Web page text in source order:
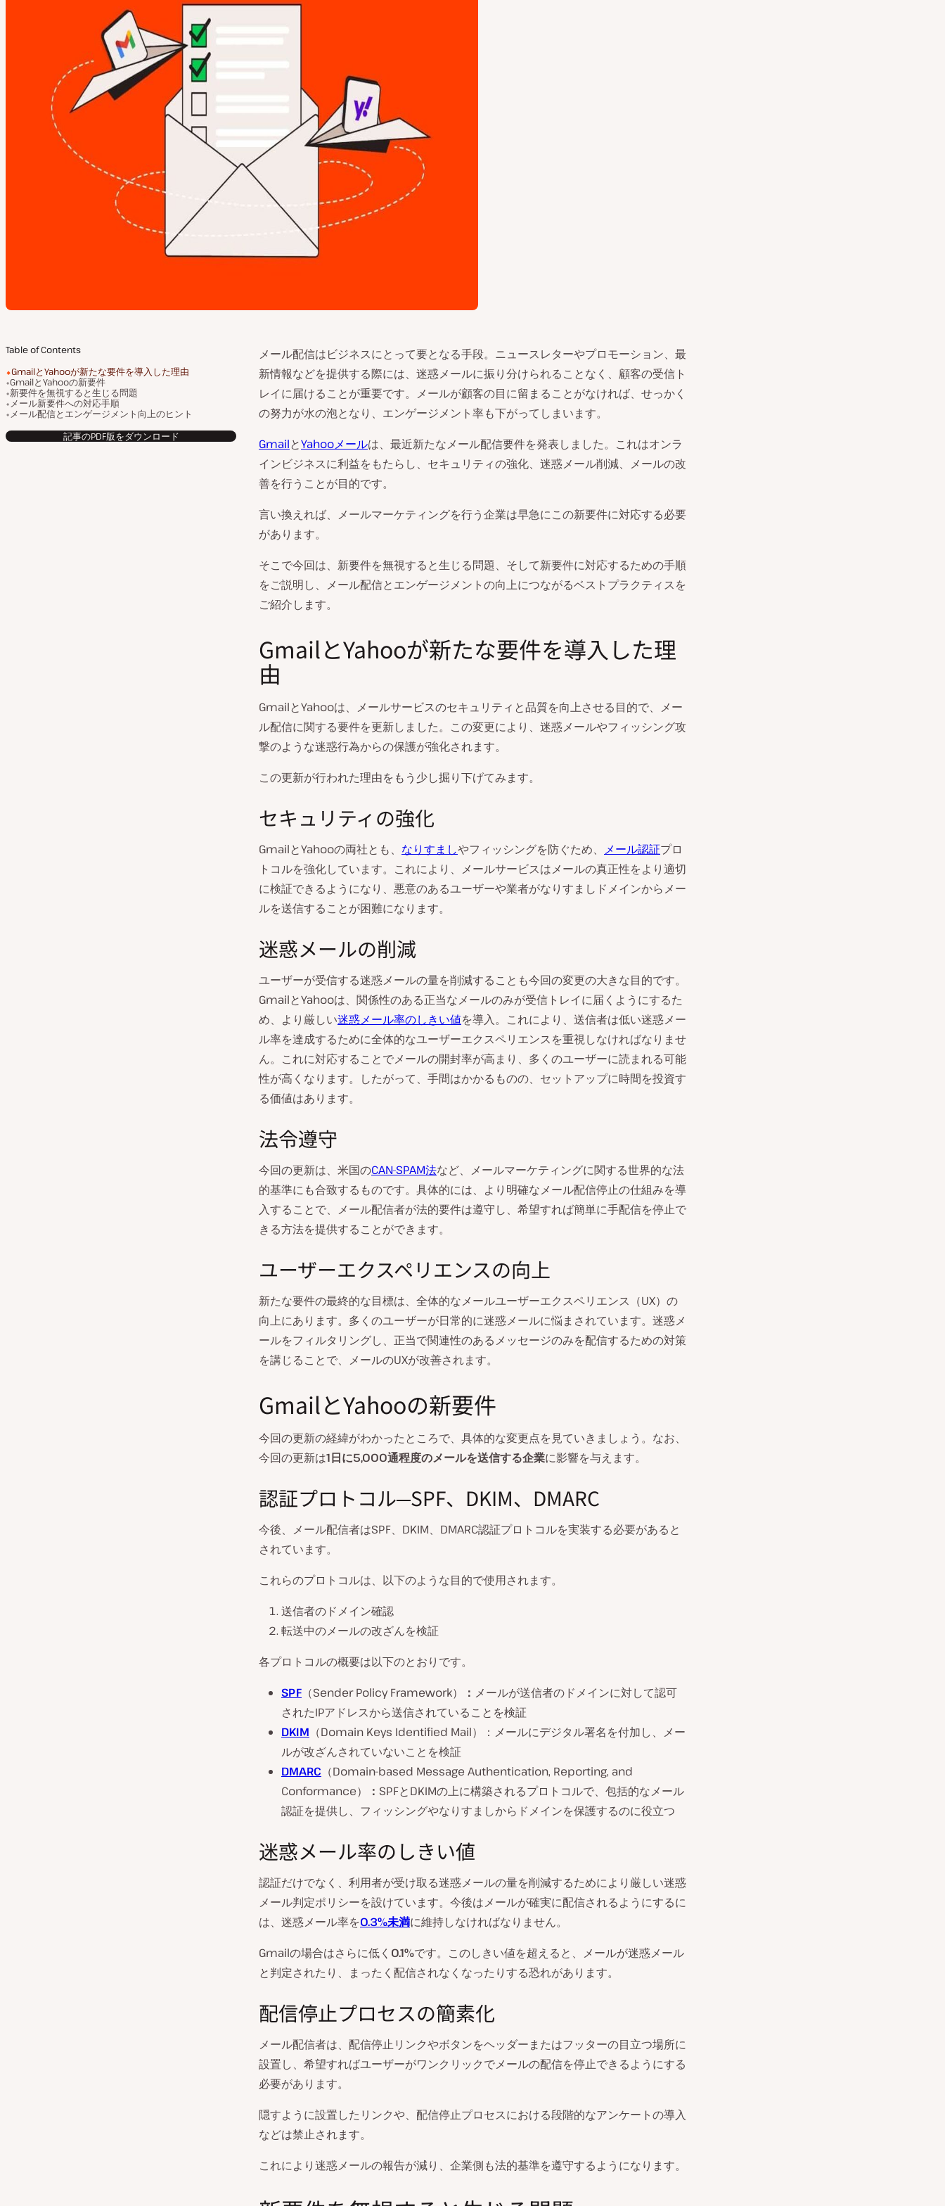
Table of Contents
GmailとYahooが新たな要件を導入した理由
GmailとYahooの新要件
新要件を無視すると生じる問題
メール新要件への対応手順
メール配信とエンゲージメント向上のヒント
記事のPDF版をダウンロード
メール配信はビジネスにとって要となる手段。ニュースレターやプロモーション、最
新情報などを提供する際には、迷惑メールに振り分けられることなく、顧客の受信ト
レイに届けることが重要です。メールが顧客の目に留まることがなければ、せっかく
の努力が水の泡となり、エンゲージメント率も下がってしまいます。
GmailとYahooメールは、最近新たなメール配信要件を発表しました。これはオンラ
インビジネスに利益をもたらし、セキュリティの強化、迷惑メール削減、メールの改
善を行うことが目的です。
言い換えれば、メールマーケティングを行う企業は早急にこの新要件に対応する必要
があります。
そこで今回は、新要件を無視すると生じる問題、そして新要件に対応するための手順
をご説明し、メール配信とエンゲージメントの向上につながるベストプラクティスを
ご紹介します。
GmailとYahooが新たな要件を導入した理
由
GmailとYahooは、メールサービスのセキュリティと品質を向上させる目的で、メー
ル配信に関する要件を更新しました。この変更により、迷惑メールやフィッシング攻
撃のような迷惑行為からの保護が強化されます。
この更新が行われた理由をもう少し掘り下げてみます。
セキュリティの強化
GmailとYahooの両社とも、 なりすましやフィッシングを防ぐため、 メール認証プロ
トコルを強化しています。これにより、メールサービスはメールの真正性をより適切
に検証できるようになり、悪意のあるユーザーや業者がなりすましドメインからメー
ルを送信することが困難になります。
迷惑メールの削減
ユーザーが受信する迷惑メールの量を削減することも今回の変更の大きな目的です。
GmailとYahooは、関係性のある正当なメールのみが受信トレイに届くようにするた
め、より厳しい迷惑メール率のしきい値を導入。これにより、送信者は低い迷惑メー
ル率を達成するために全体的なユーザーエクスペリエンスを重視しなければなりませ
ん。これに対応することでメールの開封率が高まり、多くのユーザーに読まれる可能
性が高くなります。したがって、手間はかかるものの、セットアップに時間を投資す
る価値はあります。
法令遵守
今回の更新は、米国のCAN-SPAM法など、メールマーケティングに関する世界的な法
的基準にも合致するものです。具体的には、より明確なメール配信停止の仕組みを導
入することで、メール配信者が法的要件は遵守し、希望すれば簡単に手配信を停止で
きる方法を提供することができます。
ユーザーエクスペリエンスの向上
新たな要件の最終的な目標は、全体的なメールユーザーエクスペリエンス（UX）の
向上にあります。多くのユーザーが日常的に迷惑メールに悩まされています。迷惑メ
ールをフィルタリングし、正当で関連性のあるメッセージのみを配信するための対策
を講じることで、メールのUXが改善されます。
GmailとYahooの新要件
今回の更新の経緯がわかったところで、具体的な変更点を見ていきましょう。なお、
今回の更新は1日に5,000通程度のメールを送信する企業に影響を与えます。
認証プロトコル─SPF、DKIM、DMARC
今後、メール配信者はSPF、DKIM、DMARC認証プロトコルを実装する必要があると
されています。
これらのプロトコルは、以下のような目的で使用されます。
送信者のドメイン確認
転送中のメールの改ざんを検証
各プロトコルの概要は以下のとおりです。
SPF （Sender Policy Framework） ： メールが送信者のドメインに対して認可
されたIPアドレスから送信されていることを検証
DKIM （Domain Keys Identified Mail）：メールにデジタル署名を付加し、メー
ルが改ざんされていないことを検証
DMARC （Domain-based Message Authentication, Reporting, and
Conformance）
： SPFとDKIMの上に構築されるプロトコルで、包括的なメール
認証を提供し、フィッシングやなりすましからドメインを保護するのに役立つ
迷惑メール率のしきい値
認証だけでなく、利用者が受け取る迷惑メールの量を削減するためにより厳しい迷惑
メール判定ポリシーを設けています。今後はメールが確実に配信されるようにするに
は、迷惑メール率を0.3%未満に維持しなければなりません。
Gmailの場合はさらに低く 0.1%です。このしきい値を超えると、メールが迷惑メール
と判定されたり、まったく配信されなくなったりする恐れがあります。
配信停止プロセスの簡素化
メール配信者は、配信停止リンクやボタンをヘッダーまたはフッターの目立つ場所に
設置し、希望すればユーザーがワンクリックでメールの配信を停止できるようにする
必要があります。
隠すように設置したリンクや、配信停止プロセスにおける段階的なアンケートの導入
などは禁止されます。
これにより迷惑メールの報告が減り、企業側も法的基準を遵守するようになります。